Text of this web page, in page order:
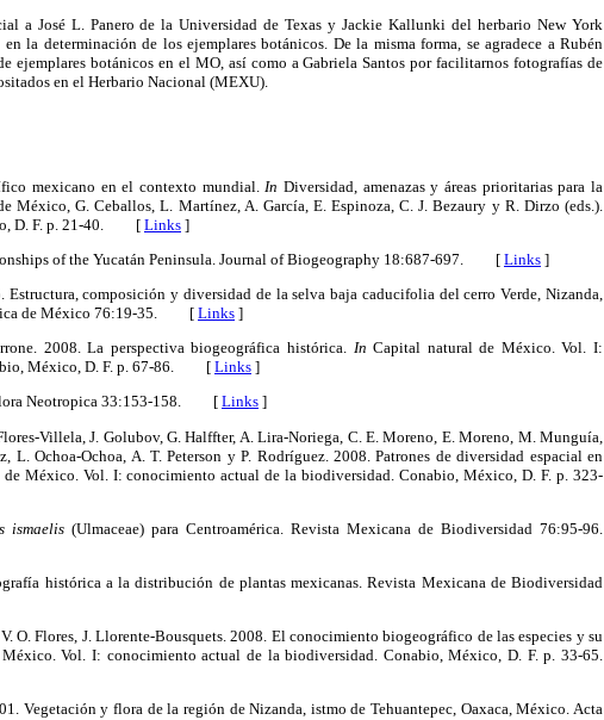
a José L. Panero de la Universidad de Texas y Jackie Kallunki del herbario New York
la determinación de los ejemplares botánicos. De la misma forma, se agradece a Rubén
ejemplares botánicos en el MO, así como a Gabriela Santos por facilitarnos fotografías de
en el Herbario Nacional (MEXU).
mexicano en el contexto mundial. In Diversidad, amenazas y áreas prioritarias para la
México, G. Ceballos, L. Martínez, A. García, E. Espinoza, C. J. Bezaury y R. Dirzo (eds.).
D. F. p. 21-40. [ Links ]
of the Yucatán Peninsula. Journal of Biogeography 18:687-697. [Links ]
Estructura, composición y diversidad de la selva baja caducifolia del cerro Verde, Nizanda,
de México 76:19-35. [ Links ]
2008. La perspectiva biogeográfica histórica. In Capital natural de México. Vol. I:
México, D. F. p. 67-86. [ Links ]
Flora Neotropica 33:153-158. [Links ]
Villela, J. Golubov, G. Halffter, A. Lira-Noriega, C. E. Moreno, E. Moreno, M. Munguía,
L. Ochoa-Ochoa, A. T. Peterson y P. Rodríguez. 2008. Patrones de diversidad espacial en
México. Vol. I: conocimiento actual de la biodiversidad. Conabio, México, D. F. p. 323-
ismaelis (Ulmaceae) para Centroamérica. Revista Mexicana de Biodiversidad 76:95-96.
histórica a la distribución de plantas mexicanas. Revista Mexicana de Biodiversidad
O. Flores, J. Llorente-Bousquets. 2008. El conocimiento biogeográfico de las especies y su
Vol. I: conocimiento actual de la biodiversidad. Conabio, México, D. F. p. 33-65.
Vegetación y flora de la región de Nizanda, istmo de Tehuantepec, Oaxaca, México. Acta